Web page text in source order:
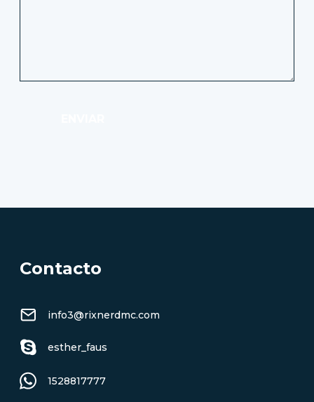
Contacto
info3@rixnerdmc.com
esther_faus
1528817777